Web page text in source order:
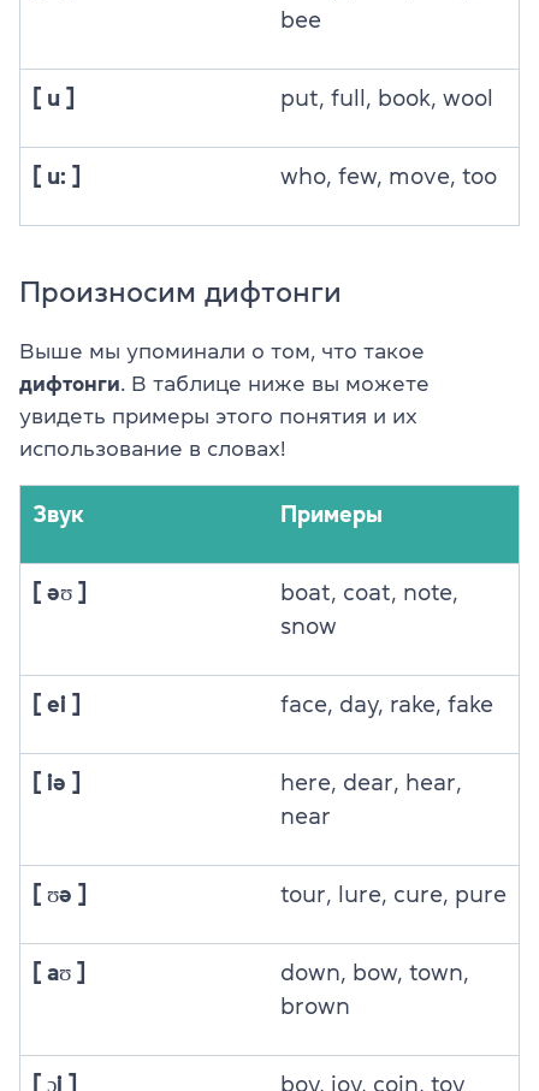
bee
[ u ] put, full, book, wool
[ u: ] who, few, move, too
Произносим дифтонги
Выше мы упоминали о том, что такое
дифтонги. В таблице ниже вы можете
увидеть примеры этого понятия и их
использование в словах!
Звук Примеры
[ əʊ ]
boat, coat, note,
snow
[ ei ] face, day, rake, fake
[ iə ]
here, dear, hear,
near
[ ʊə ] tour, lure, cure, pure
[ aʊ ]
dоwn, bow, town,
brown
[ ɔi ] boy, joy, coin, toy